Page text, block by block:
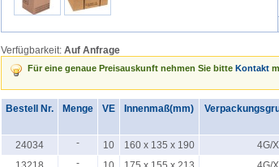
Verfügbarkeit: Auf Anfrage
Für eine genaue Preisauskunft nehmen Sie bitte Kontakt
Bestell Nr. Menge VE Innenmaß(mm)
24034
- 10 160 x 135 x 190 4G/
-